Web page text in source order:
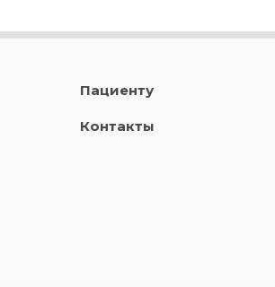
Пациенту
Контакты